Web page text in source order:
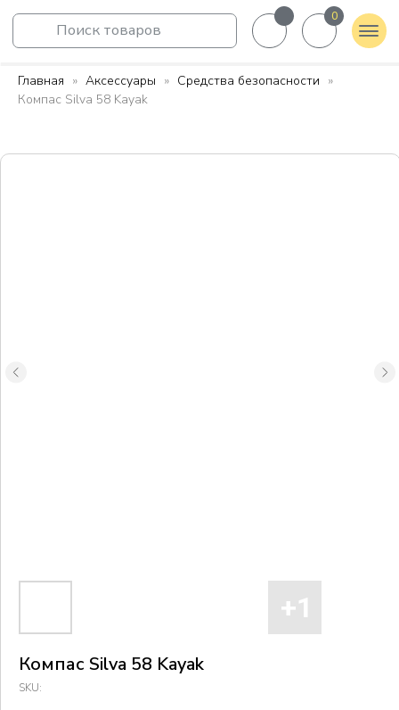
Главная Аксессуары
Средства безопасности
Компас Silva 58 Kayak
Компас Silva 58 Kayak
SKU: